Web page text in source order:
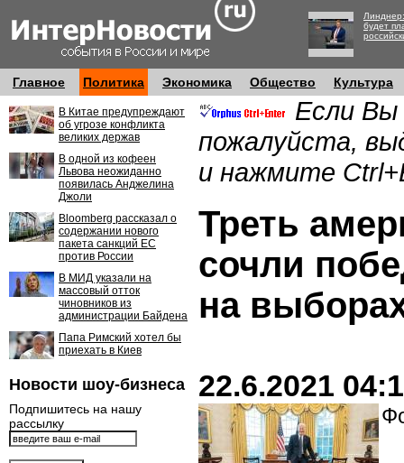
будет
Главное Политика Экономика Общество Культура
В Китае предупреждают
об угрозе конфликта
великих держав
В одной из кофеен
Львова неожиданно
появилась Анджелина
Джоли
Bloomberg рассказал о
содержании нового
пакета санкций ЕС
против России
В МИД указали на
массовый отток
чиновников из
администрации Байдена
Папа Римский хотел бы
приехать в Киев
Новости шоу-бизнеса
Подпишитесь на нашу
рассылку
Если Вы
пожалуйста,
и нажмите
Треть
сочли
на
22.6.2021